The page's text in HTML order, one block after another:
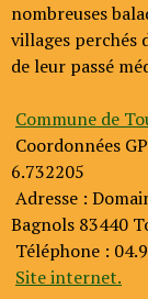
nombreuses
villages perchés
de leur passé
Commune de
Coordonnées
6.732205
Adresse :
Bagnols 83440
Téléphone :
Site internet.